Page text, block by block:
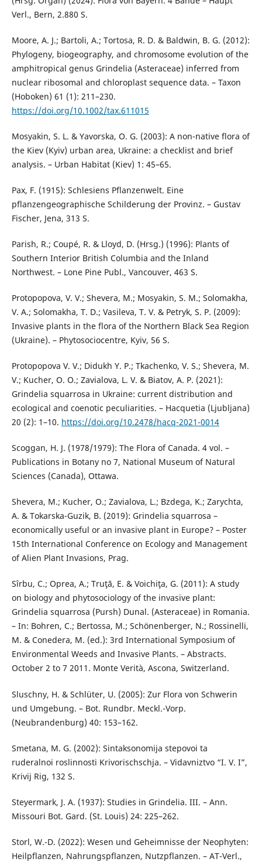
Verl., Bern, 2.880 S.
Moore, A. J.; Bartoli, A.; Tortosa, R. D. & Baldwin, B. G. (2012):
Phylogeny, biogeography, and chromosome evolution of the
amphitropical genus Grindelia (Asteraceae) inferred from
nuclear ribosomal and chloroplast sequence data. – Taxon
(Hoboken) 61 (1): 211–230.
https://doi.org/10.1002/tax.611015
Mosyakin, S. L. & Yavorska, O. G. (2003): A non-native flora of
the Kiev (Kyiv) urban area, Ukraine: a checklist and brief
analysis. – Urban Habitat (Kiev) 1: 45–65.
Pax, F. (1915): Schlesiens Pflanzenwelt. Eine
pflanzengeographische Schilderung der Provinz. – Gustav
Fischer, Jena, 313 S.
Parish, R.; Coupé, R. & Lloyd, D. (Hrsg.) (1996): Plants of
Southern Interior British Columbia and the Inland
Northwest. – Lone Pine Publ., Vancouver, 463 S.
Protopopova, V. V.; Shevera, M.; Mosyakin, S. M.; Solomakha,
V. A.; Solomakha, T. D.; Vasileva, T. V. & Petryk, S. P. (2009):
Іnvasive plants in the flora of the Northern Black Sea Region
(Ukraine). – Phytosociocentre, Kyiv, 56 S.
Protopopova V. V.; Didukh Y. P.; Tkachenko, V. S.; Shevera, M.
V.; Kucher, O. O.; Zavialova, L. V. & Biatov, A. P. (2021):
Grindelia squarrosa in Ukraine: current distribution and
ecological and coenotic peculiarities. – Hacquetia (Ljubljana)
20 (2): 1–10. https://doi.org/10.2478/hacq-2021-0014
Scoggan, H. J. (1978/1979): The Flora of Canada. 4 vol. –
Publications in Botany no 7, National Museum of Natural
Sciences (Canada), Ottawa.
Shevera, M.; Kucher, O.; Zavialova, L.; Bzdega, K.; Zarychta,
A. & Tokarska-Guzik, B. (2019): Grindelia squarrosa –
economically useful or an invasive plant in Europe? – Poster
15th International Conference on Ecology and Management
of Alien Plant Invasions, Prag.
Sîrbu, C.; Oprea, A.; Truţā, E. & Voichiţa, G. (2011): A study
on biology and phytosociology of the invasive plant:
Grindelia squarrosa (Pursh) Dunal. (Asteraceae) in Romania.
– In: Bohren, C.; Bertossa, M.; Schönenberger, N.; Rossinelli,
M. & Conedera, M. (ed.): 3rd International Symposium of
Environmental Weeds and Invasive Plants. – Abstracts.
October 2 to 7 2011. Monte Verità, Ascona, Switzerland.
Sluschny, H. & Schlüter, U. (2005): Zur Flora von Schwerin
und Umgebung. – Bot. Rundbr. Meckl.-Vorp.
(Neubrandenburg) 40: 153–162.
Smetana, M. G. (2002): Sintaksonomija stepovoi ta
ruderalnoi roslinnosti Krivorischschja. – Vidavniztvo “I. V. I”,
Krivij Rig, 132 S.
Steyermark, J. A. (1937): Studies in Grindelia. III. – Ann.
Missouri Bot. Gard. (St. Louis) 24: 225–262.
Storl, W.-D. (2022): Wesen und Geheimnisse der Neophyten:
Heilpflanzen, Nahrungspflanzen, Nutzpflanzen. – AT-Verl.,